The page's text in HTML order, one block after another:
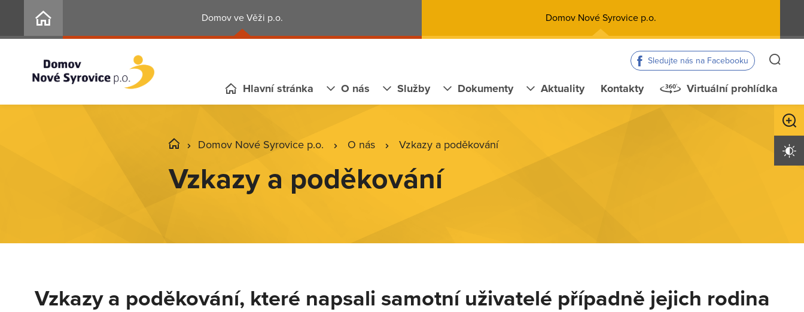
Domov ve Věži p.o. Domov Nové Syrovice p.o.
Sledujte nás na Facebooku
Hlavní stránka O nás Služby Dokumenty Aktuality Kontakty Virtuální prohlídka
Domov Nové Syrovice p.o. O nás Vzkazy a poděkování
Vzkazy a poděkování
Vzkazy a poděkování, které napsali samotní uživatelé případně jejich rodina